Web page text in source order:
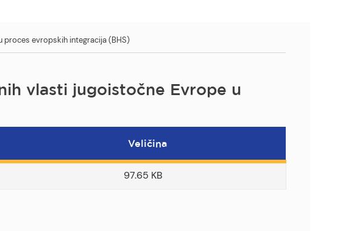
proces evropskih integracija (BHS)
vlasti jugoistočne Evrope u
Veličina
97.65 KB